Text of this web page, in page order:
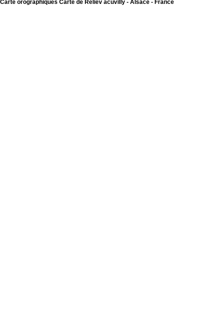
Carte orographiques Carte de Reliev acuvilly - Alsace - France